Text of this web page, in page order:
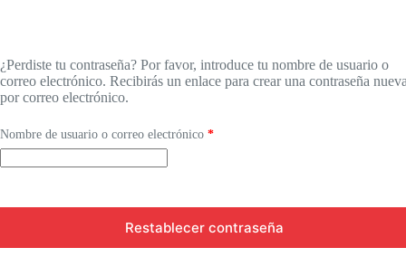
¿Perdiste tu contraseña? Por favor, introduce tu nombre de usuario o
correo electrónico. Recibirás un enlace para crear una contraseña nueva
por correo electrónico.
Nombre de usuario o correo electrónico *Obligatorio
Restablecer contraseña